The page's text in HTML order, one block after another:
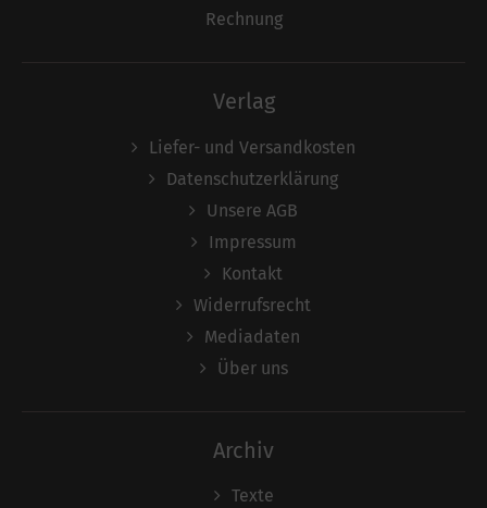
Rechnung
Verlag
Liefer- und Versandkosten
Datenschutzerklärung
Unsere AGB
Impressum
Kontakt
Widerrufsrecht
Mediadaten
Über uns
Archiv
Texte